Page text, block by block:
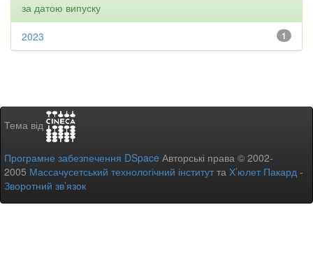
за датою випуску
1
2023
Тема від
Програмне забезпечення DSpace Авторські права © 2002-
2005 Массачусетський технологічний інститутта Х’юлет Пакард -
Зворотний зв’язок